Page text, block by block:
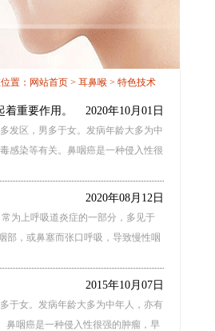
置： 网站首页 > 耳鼻喉 > 特色技术
2020年10月01日
重要作用。
发区，男多于女。发病年龄大多为中
感染等有关。鼻咽癌是一种侵入性很
2020年08月12日
为上呼吸道炎症的一部分，多见于
部，或鼻塞而张口呼吸，导致慢性咽
2015年10月07日
女。发病年龄大多为中年人，亦有
鼻咽癌是一种侵入性很强的肿瘤，早